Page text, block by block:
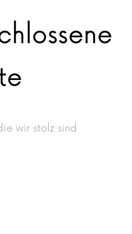
wir stolz sind